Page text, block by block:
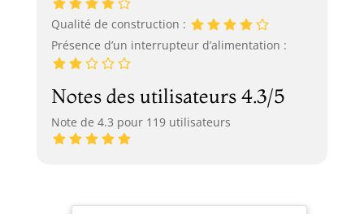
Qualité de construction :
Présence d’un interrupteur d’alimentation :
Notes des utilisateurs 4.3/5
Note de 4.3 pour 119 utilisateurs